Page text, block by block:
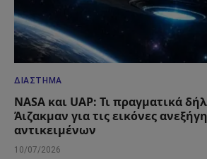
ΔΙΆΣΤΗΜΑ
NASA και UAP: Τι πραγματικά
Άιζακμαν για τις εικόνες
αντικειμένων
10/07/2026